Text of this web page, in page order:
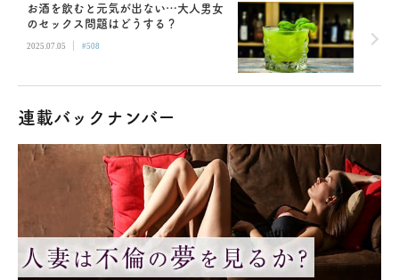
お酒を飲むと元気が出ない…大人男女
のセックス問題はどうする？
2025.07.05 | #508
連載バックナンバー